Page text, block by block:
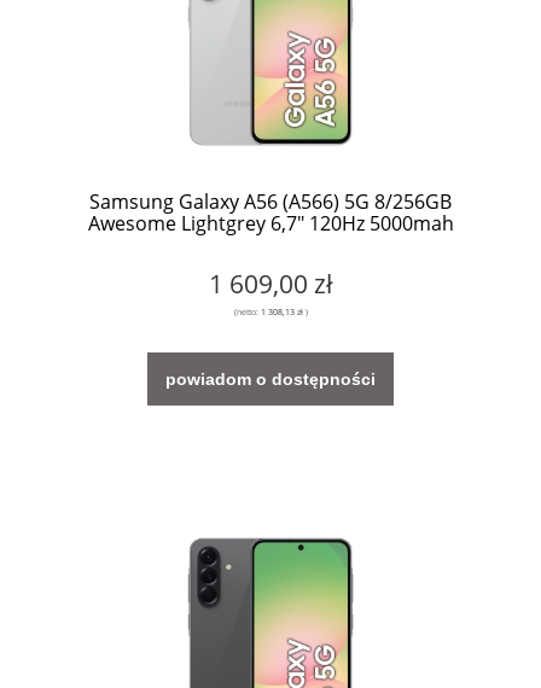
Samsung Galaxy A56 (A566) 5G 8/256GB
Awesome Lightgrey 6,7" 120Hz 5000mah
1 609,00 zł
(netto: 1 308,13 zł)
powiadom o dostępności